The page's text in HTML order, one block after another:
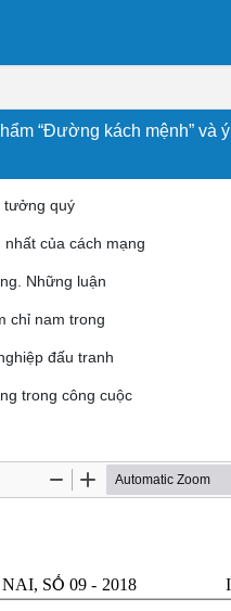
“Đường kách mệnh” và
tưởng quý
của cách mạng
Những luận
chỉ nam trong
đấu tranh
trong công cuộc